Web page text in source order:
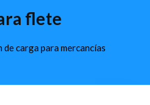
flete
carga para mercancías